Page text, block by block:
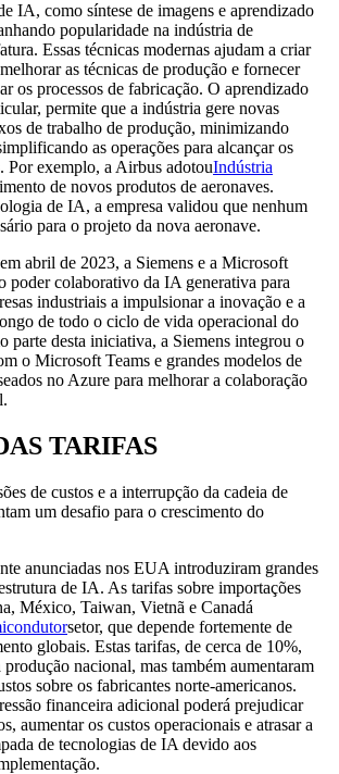
IA, como síntese de imagens e aprendizado
popularidade na indústria de
Essas técnicas modernas ajudam a criar
as técnicas de produção e fornecer
os processos de fabricação. O aprendizado
permite que a indústria gere novas
de trabalho de produção, minimizando
as operações para alcançar os
Por exemplo, a Airbus adotouIndústria
de novos produtos de aeronaves.
de IA, a empresa validou que nenhum
para o projeto da nova aeronave.
abril de 2023, a Siemens e a Microsoft
poder colaborativo da IA ​​generativa para
industriais a impulsionar a inovação e a
de todo o ciclo de vida operacional do
parte desta iniciativa, a Siemens integrou o
o Microsoft Teams e grandes modelos de
no Azure para melhorar a colaboração
TARIFAS
de custos e a interrupção da cadeia de
um desafio para o crescimento do
anunciadas nos EUA introduziram grandes
de IA. As tarifas sobre importações
México, Taiwan, Vietnã e Canadá
setor, que depende fortemente de
globais. Estas tarifas, de cerca de 10%,
nacional, mas também aumentaram
sobre os fabricantes norte-americanos.
financeira adicional poderá prejudicar
aumentar os custos operacionais e atrasar a
de tecnologias de IA devido aos